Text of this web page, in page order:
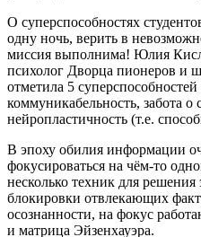
О суперспособностях
одну ночь, верить в
миссия выполнима! Юлия
психолог Дворца пионеров и
отметила 5 суперспособностей
коммуникабельность, забота о
нейропластичность (т.е.
В эпоху обилия информации
фокусироваться на чём-то
несколько техник для
блокировки отвлекающих
осознанности, на фокус
и матрица Эйзенхауэра.